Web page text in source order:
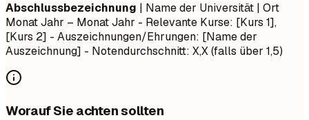
Abschlussbezeichnung | Name der Universität | Ort
Monat Jahr – Monat Jahr - Relevante Kurse: [Kurs 1],
[Kurs 2] - Auszeichnungen/Ehrungen: [Name der
Auszeichnung] - Notendurchschnitt: X,X (falls über 1,5)
Worauf Sie achten sollten